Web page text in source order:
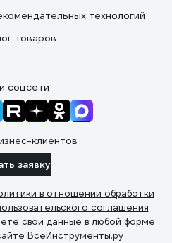
технологий
товаров
соцсети
клиентов
заявку
в отношении обработки
соглашения
свои данные в любой форме
ВсеИнструменты.ру